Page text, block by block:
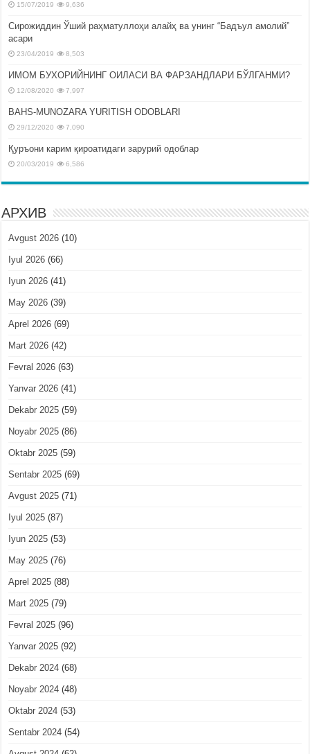
15/07/2019 9,636
Сирожиддин Ўший раҳматуллоҳи алайҳ ва унинг “Бадъул амолий”
асари
23/04/2019 8,503
ИМОМ БУХОРИЙНИНГ ОИЛАСИ ВА ФАРЗАНДЛАРИ БЎЛГАНМИ?
12/08/2020 7,997
BAHS-MUNOZARA YURITISH ODOBLARI
29/12/2020 7,090
Қуръони карим қироатидаги зарурий одоблар
20/03/2019 6,586
АРХИВ
Avgust 2026 (10)
Iyul 2026 (66)
Iyun 2026 (41)
May 2026 (39)
Aprel 2026 (69)
Mart 2026 (42)
Fevral 2026 (63)
Yanvar 2026 (41)
Dekabr 2025 (59)
Noyabr 2025 (86)
Oktabr 2025 (59)
Sentabr 2025 (69)
Avgust 2025 (71)
Iyul 2025 (87)
Iyun 2025 (53)
May 2025 (76)
Aprel 2025 (88)
Mart 2025 (79)
Fevral 2025 (96)
Yanvar 2025 (92)
Dekabr 2024 (68)
Noyabr 2024 (48)
Oktabr 2024 (53)
Sentabr 2024 (54)